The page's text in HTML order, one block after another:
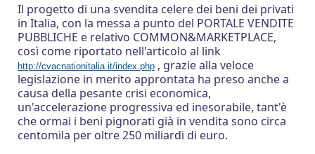
Il progetto di una svendita celere dei beni dei privati
in Italia, con la messa a punto del PORTALE VENDITE
PUBBLICHE e relativo COMMON&MARKETPLACE,
così come riportato nell'articolo al link
http://cvacnationitalia.it/index.php , grazie alla veloce
legislazione in merito approntata ha preso anche a
causa della pesante crisi economica,
un'accelerazione progressiva ed inesorabile, tant'è
che ormai i beni pignorati già in vendita sono circa
centomila per oltre 250 miliardi di euro.